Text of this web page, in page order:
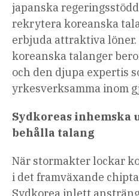
japanska
rekrytera koreanska
erbjuda attraktiva löner.
koreanska talanger
och den djupa expertis
yrkesverksamma inom
Sydkoreas
behålla talang
När stormakter lockar
i det framväxande